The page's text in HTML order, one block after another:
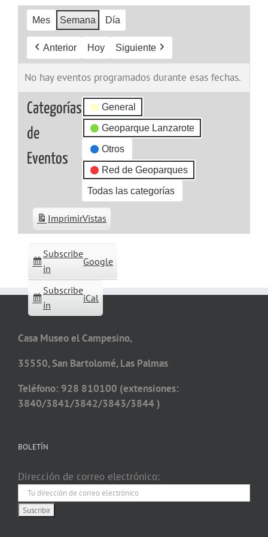
Mes Semana Día
Anterior Hoy Siguiente
No hay eventos programados durante esas fechas.
Categorías
de
Eventos
General
Geoparque Lanzarote
Otros
Red de Geoparques
Todas las categorías
Subscribe
in
Google
Subscribe
in
iCal
ImprimirVistas
Casa Museo el Campesino,
35550, San Bartolomé, Las Palmas
Teléfono: 928 810100 (extensiones:
3840/3841/3842/3843/3844 )
BOLETÍN
Dirección de correo electrónico: